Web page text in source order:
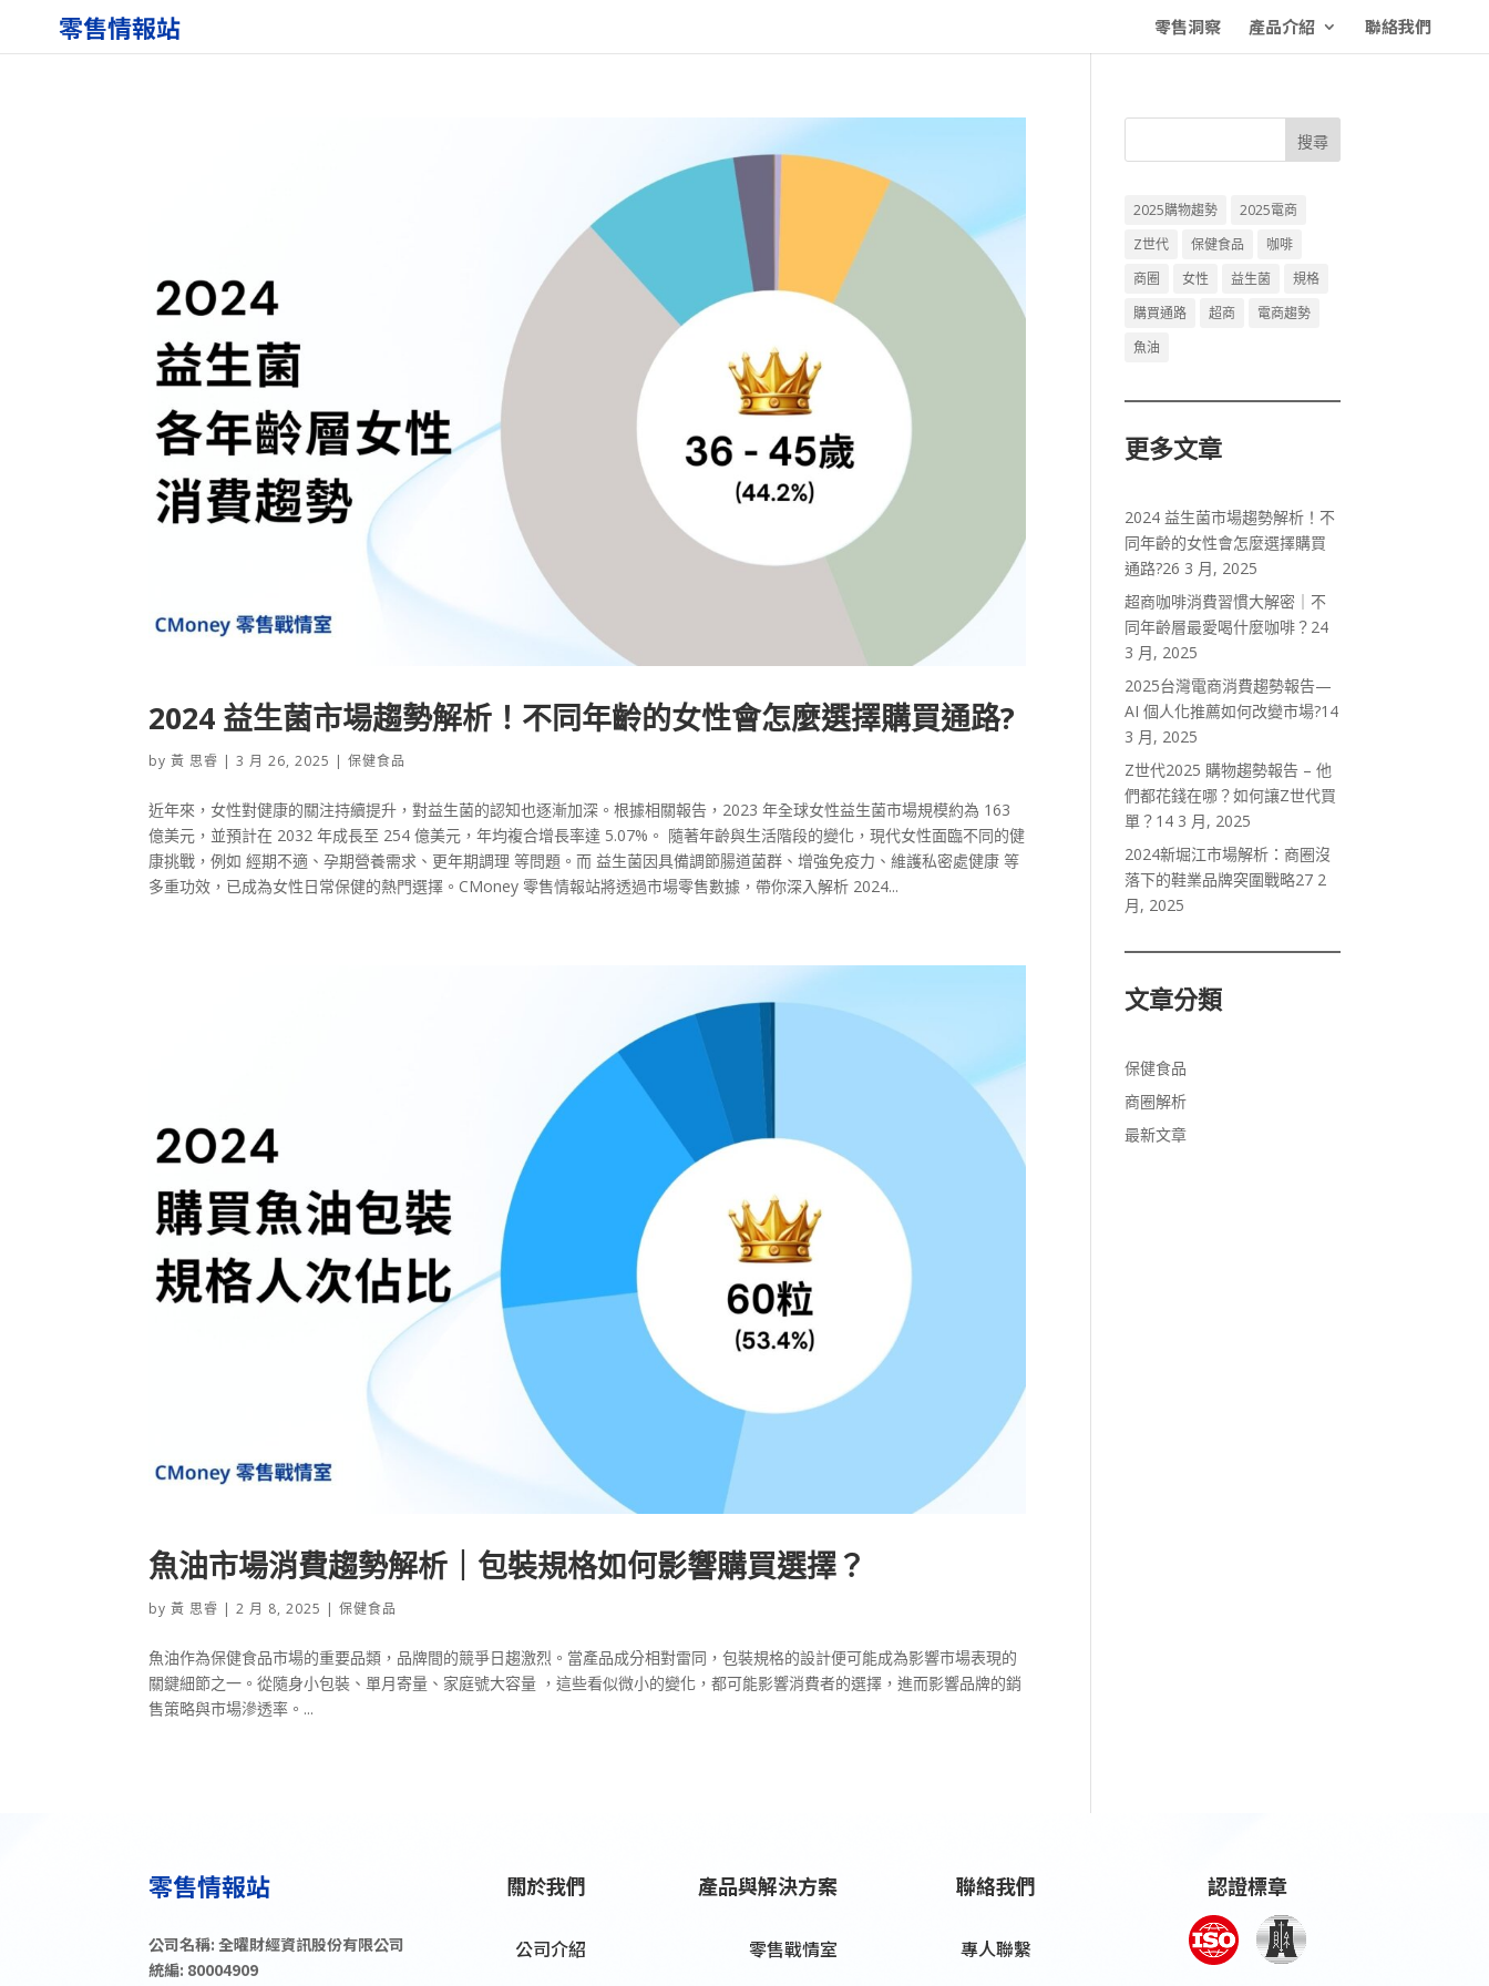
零售洞察 產品介紹 聯絡我們
2024 益生菌市場趨勢解析！不同年齡的女性會怎麼選擇購買通路?
by黃 思睿 |3 月 26, 2025 |保健食品
近年來，女性對健康的關注持續提升，對益生菌的認知也逐漸加深。根據相關報告，2023 年全球女性益生菌市場規模約為 163
億美元，並預計在 2032 年成長至 254 億美元，年均複合增長率達 5.07%。 隨著年齡與生活階段的變化，現代女性面臨不同的健
康挑戰，例如 經期不適、孕期營養需求、更年期調理 等問題。而 益生菌因具備調節腸道菌群、增強免疫力、維護私密處健康 等
多重功效，已成為女性日常保健的熱門選擇。CMoney 零售情報站將透過市場零售數據，帶你深入解析 2024...
魚油市場消費趨勢解析｜包裝規格如何影響購買選擇？
by黃 思睿 |2 月 8, 2025 |保健食品
魚油作為保健食品市場的重要品類，品牌間的競爭日趨激烈。當產品成分相對雷同，包裝規格的設計便可能成為影響市場表現的
關鍵細節之一。從隨身小包裝、單月寄量、家庭號大容量 ，這些看似微小的變化，都可能影響消費者的選擇，進而影響品牌的銷
售策略與市場滲透率。...
搜尋
2025購物趨勢
2025電商
Z世代
保健食品
咖啡
商圈
女性 益生菌
規格
購買通路
超商
電商趨勢
魚油
更多文章
2024 益生菌市場趨勢解析！不
同年齡的女性會怎麼選擇購買
通路?26 3 月, 2025
超商咖啡消費習慣大解密｜不
同年齡層最愛喝什麼咖啡？ 24
3 月, 2025
2025台灣電商消費趨勢報告—
AI 個人化推薦如何改變市場?14
3 月, 2025
Z世代2025 購物趨勢報告 – 他
們都花錢在哪？如何讓Z世代買
單？ 14 3 月, 2025
2024新堀江市場解析：商圈沒
落下的鞋業品牌突圍戰略27 2
月, 2025
文章分類
保健食品
商圈解析
最新文章
公司名稱: 全曜財經資訊股份有限公司
統編: 80004909
關於我們
公司介紹
產品與解決方案
零售戰情室
聯絡我們
專人聯繫
認證標章